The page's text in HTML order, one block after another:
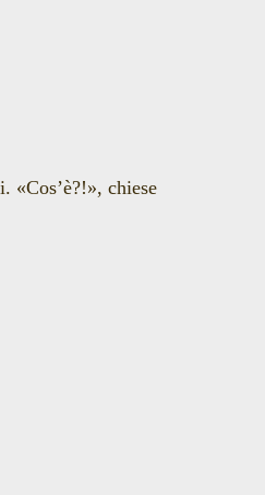
«Cos’è?!», chiese